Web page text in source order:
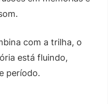
com a trilha, o
está fluindo,
período.